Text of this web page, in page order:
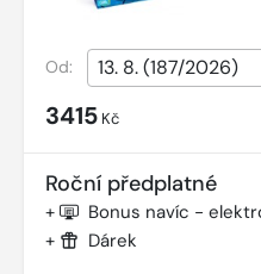
Od:
3415 Kč
Roční předplatné
+ Bonus navíc -
+ Dárek